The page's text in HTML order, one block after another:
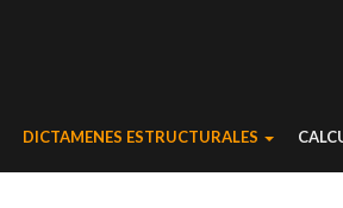
DICTAMENES ESTRUCTURALES